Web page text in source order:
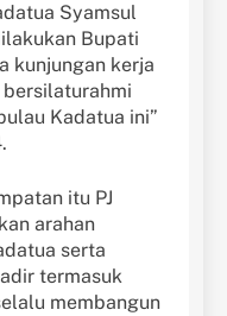
Syamsul
Bupati
kunjungan kerja
Kadatua ini”
itu PJ
arahan
serta
termasuk
membangun